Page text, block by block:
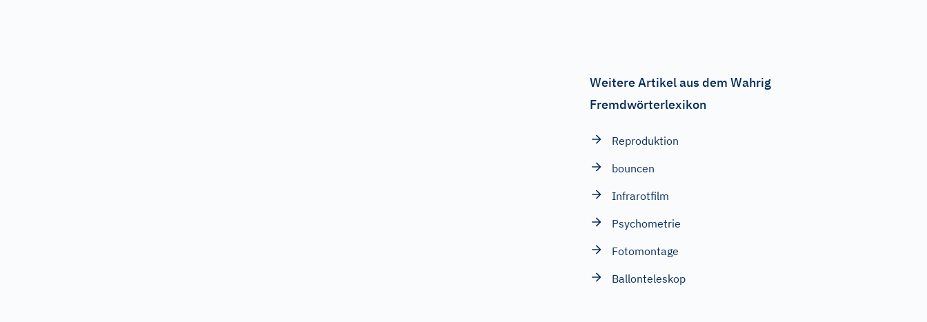
Weitere Artikel aus dem Wahrig
Fremdwörterlexikon
Reproduktion
bouncen
Infrarotfilm
Psychometrie
Fotomontage
Ballonteleskop